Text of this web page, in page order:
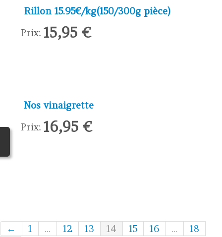
Rillon 15.95€/kg(150/300g pièce)
Prix: 15,95 €
Nos vinaigrette
Prix: 16,95 €
← 1 ... 12 13 14 15 16 ...
18